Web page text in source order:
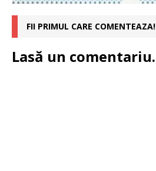
FII PRIMUL CARE COMENTEAZA!
Lasă un comentariu.